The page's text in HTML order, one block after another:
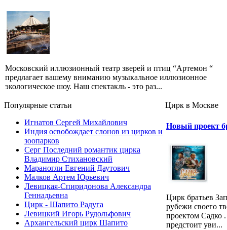
Московский иллюзионный театр зверей и птиц “Артемон “
предлагает вашему вниманию музыкальное иллюзионное
экологическое шоу. Наш спектакль - это раз...
Популярные cтатьи
Игнатов Сергей Михайлович
Индия освобождает слонов из цирков и
зоопарков
Серг Последний романтик цирка
Владимир Стихановский
Мараногли Евгений Даутович
Малков Артем Юрьевич
Левицкая-Спиридонова Александра
Геннадьевна
Цирк - Шапито Радуга
Левицкий Игорь Рудольфович
Архангельский цирк Шапито
Цирк в Москве
Новый проект
Цирк братьев
рубежи своего
проектом Садко
предстоит уви...